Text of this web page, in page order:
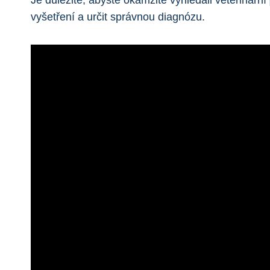
vyšetření a určit správnou diagnózu.